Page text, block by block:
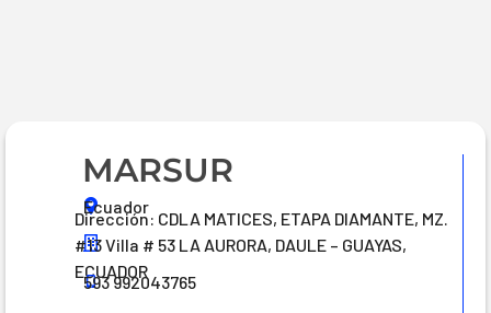
MARSUR
Ecuador
Dirección: CDLA MATICES, ETAPA DIAMANTE, MZ.
#13 Villa # 53 LA AURORA, DAULE – GUAYAS,
ECUADOR
593 992043765